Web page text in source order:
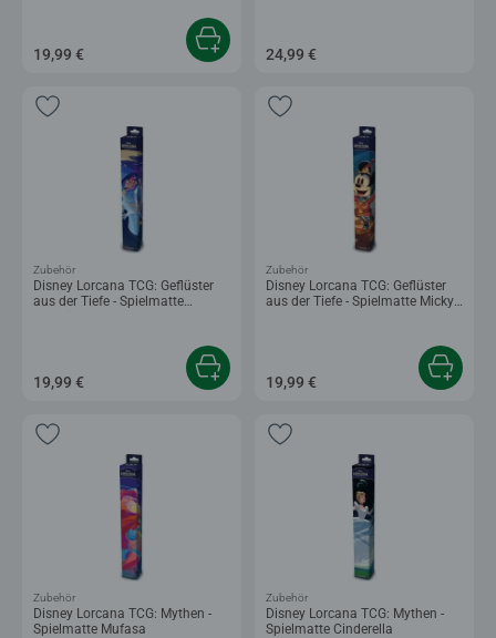
19,99 € 24,99 €
Disney Lorcana TCG: Geflüster
aus der Tiefe - Spielmatte
Zubehör
19,99 €
Disney Lorcana TCG: Geflüster
aus der Tiefe - Spielmatte Micky
Zubehör
19,99 €
Disney Lorcana TCG: Mythen -
Spielmatte Mufasa
Zubehör
Disney Lorcana TCG: Mythen -
Spielmatte Cinderella
Zubehör